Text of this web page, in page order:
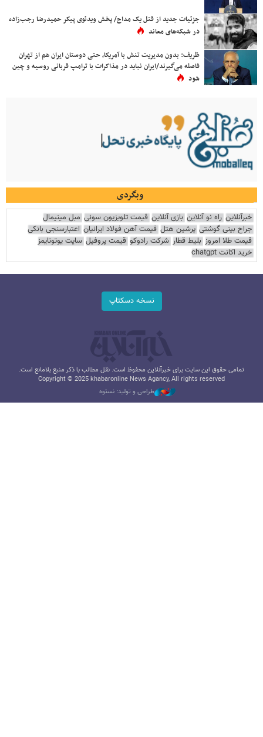
جزئیات جدید از قتل یک مداح/ پخش ویدئوی پیکر حمیدرضا رجب‌زاده
در شبکه‌های معاند
ظریف: بدون مدیریت تنش با آمریکا، حتی دوستان ایران هم از تهران
فاصله می‌گیرند/ایران نباید در مذاکرات با ترامپ قربانی روسیه و چین
شود
وبگردی
خبرآنلاین راه نو آنلاین بازی آنلاین قیمت تلویزیون سونی مبل مینیمال
جراح بینی گوشتی پرشین هتل قیمت آهن فولاد ایرانیان اعتبارسنجی بانکی
قیمت طلا امروز بلیط قطار شرکت رادوکو قیمت پروفیل سایت یوتوتایمز
خرید اکانت chatgpt
نسخه دسکتاپ
تمامی حقوق این سایت برای خبرآنلاین محفوظ است. نقل مطالب با ذکر منبع بلامانع است.
Copyright © 2025 khabaronline News Agancy, All rights reserved
طراحی و تولید: نستوه